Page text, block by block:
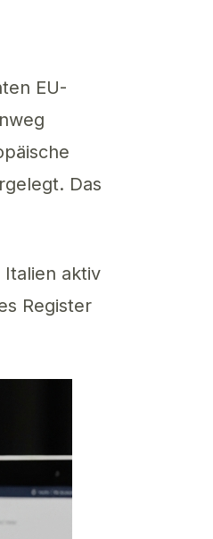
EU-
Das
Italien aktiv
Register